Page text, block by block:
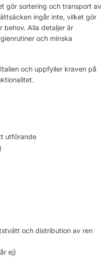
gör sortering och transport av
ingår inte, vilket gör
behov. Alla detaljer är
och minska
och uppfyller kraven på
utförande
och distribution av ren
ej)